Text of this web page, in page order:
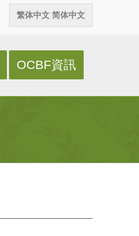
繁体中文 简体中文
OCBF資訊